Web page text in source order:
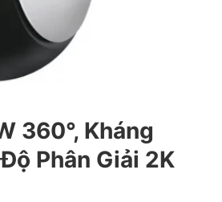
360°, Kháng
Phân Giải 2K